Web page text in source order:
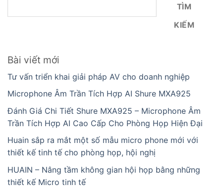
TÌM
KIẾM
Bài viết mới
Tư vấn triển khai giải pháp AV cho doanh nghiệp
Microphone Âm Trần Tích Hợp AI Shure MXA925
Đánh Giá Chi Tiết Shure MXA925 – Microphone Âm
Trần Tích Hợp AI Cao Cấp Cho Phòng Họp Hiện Đại
Huain sắp ra mắt một số mẫu micro phone mới với
thiết kế tinh tế cho phòng họp, hội nghị
HUAIN – Nâng tầm không gian hội họp bằng những
thiết kế Micro tinh tế